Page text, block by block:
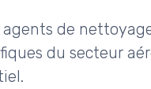
de
du secteur